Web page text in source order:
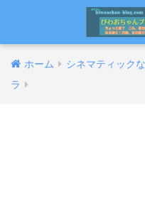
ホーム シネマティック
ラ